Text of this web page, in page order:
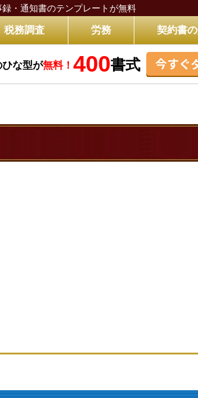
・通知書のテンプレートが無料
税務調査 労務 契約書
な型が無料！ 400書式 今すぐ